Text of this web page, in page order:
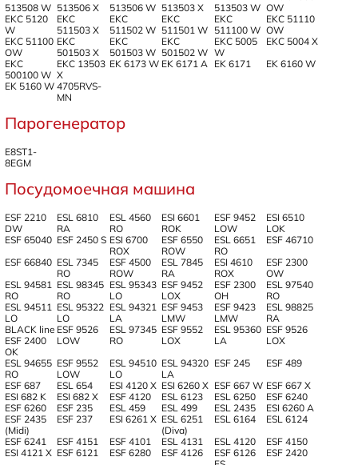
513508 W 513506 X
513506 W 513503 X
513503 W OW
EKC 5120
W
EKC
511503 X
EKC
511502 W
EKC
511501 W
EKC
511100 W
EKC 51110
OW
EKC 51100
OW
EKC
501503 X
EKC
501503 W
EKC
501502 W
EKC 5005
W
EKC 5004 X
EKC
500100 W
EKC 13503
X
EK 6173 W EK 6171 A EK 6171
EK 6160 W
EK 5160 W 4705RVS-
MN
Парогенератор
E8ST1-
8EGM
Посудомоечная машина
ESF 2210
DW
ESL 6810
RA
ESL 4560
RO
ESI 6601
ROK
ESF 9452
LOW
ESI 6510
LOK
ESF 65040 ESF 2450 S ESI 6700
ROX
ESF 6550
ROW
ESL 6651
RO
ESF 46710
ESF 66840 ESL 7345
RO
ESF 4500
ROW
ESL 7845
RA
ESI 4610
ROX
ESF 2300
OW
ESL 94581
RO
ESL 98345
RO
ESL 95343
LO
ESF 9452
LOX
ESF 2300
OH
ESL 97540
RO
ESL 94511
LO
ESL 95322
LO
ESL 94321
LA
ESF 9453
LMW
ESF 9423
LMW
ESL 98825
RA
BLACK line
ESF 2400
OK
ESF 9526
LOW
ESL 97345
RO
ESF 9552
LOX
ESL 95360
LA
ESF 9526
LOX
ESL 94655
RO
ESF 9552
LOW
ESL 94510
LO
ESL 94320
LA
ESF 245
ESF 489
ESF 687
ESL 654 ESI 4120 X ESI 6260 X ESF 667 W ESF 667 X
ESI 682 K
ESI 682 X ESF 4120 ESL 6123 ESL 6250
ESF 6240
ESF 6260
ESF 235 ESL 459 ESL 499 ESL 2435
ESI 6260 A
ESF 2435
(Midi)
ESF 237 ESI 6261 X ESL 6251
(Diva)
ESL 6164
ESL 6124
ESF 6241
ESF 4151 ESF 4101 ESL 4131 ESL 4120
ESF 4150
ESI 4121 X ESF 6121 ESF 6280 ESF 4126
ESF 6126
ESF 2420